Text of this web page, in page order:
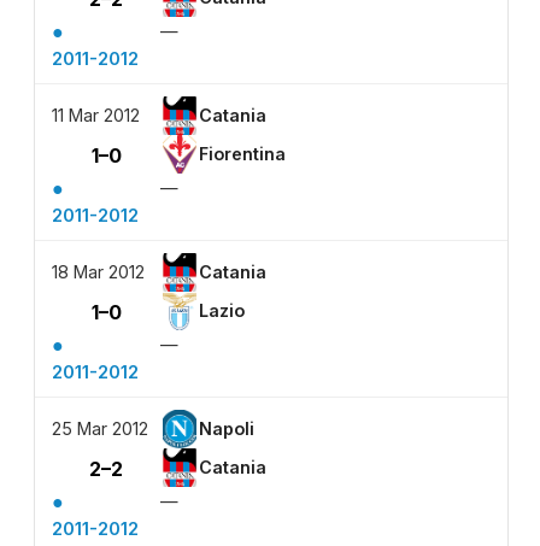
●
—
2011-2012
11 Mar 2012 Catania
1–0 Fiorentina
●
—
2011-2012
18 Mar 2012 Catania
1–0 Lazio
●
—
2011-2012
25 Mar 2012 Napoli
2–2 Catania
●
—
2011-2012